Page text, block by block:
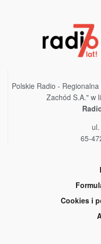
Polskie Radio -
Zachód S.A." w
65-
Cookies i